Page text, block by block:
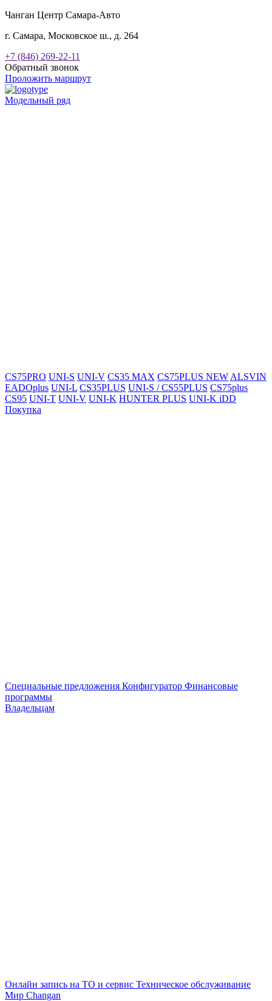
Чанган Центр Самара-Авто
г. Самара, Московское ш., д. 264
+7 (846) 269-22-11
Обратный звонок
Проложить маршрут
Модельный ряд
CS75PRO UNI-S UNI-V CS35 MAX CS75PLUS NEW ALSVIN
EADOplus UNI-L CS35PLUS UNI-S / CS55PLUS CS75plus
CS95 UNI-T UNI-V UNI-K HUNTER PLUS UNI-K iDD
Покупка
Специальные предложения Конфигуратор Финансовые
программы
Владельцам
Онлайн запись на ТО и сервис Техническое обслуживание
Мир Changan